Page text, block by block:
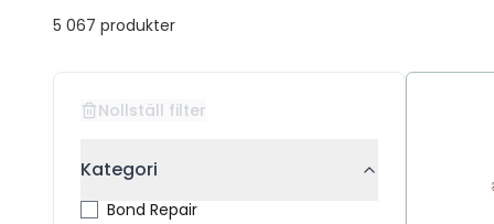
5 067 produkter
Nollställ filter
Kategori
Bond Repair